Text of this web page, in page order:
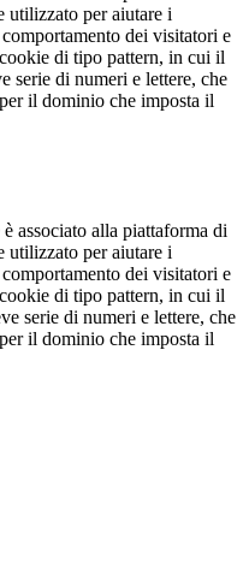
utilizzato per aiutare i
dei visitatori e
di tipo pattern, in cui il
serie di numeri e lettere, che
il dominio che imposta il
associato alla piattaforma di
utilizzato per aiutare i
dei visitatori e
di tipo pattern, in cui il
serie di numeri e lettere, che
il dominio che imposta il